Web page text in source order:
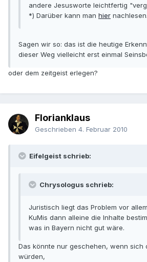
andere Jesusworte leichtfertig
*) Darüber kann man hier nachlesen.
Sagen wir so: das ist die heutige
dieser Weg vielleicht erst einmal
oder dem zeitgeist erlegen?
Florianklaus
Geschrieben 4. Februar 2010
Eifelgeist schrieb:
Chrysologus schrieb:
Juristisch liegt das Problem vor
KuMis dann alleine die Inhalte
was in Bayern nicht gut wäre.
Das könnte nur geschehen, wenn sich
würden,